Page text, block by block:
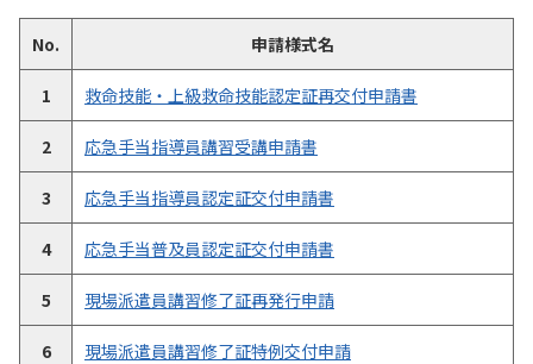
No. 申請様式名
1 救命技能・上級救命技能認定証再交付申請書
2 応急手当指導員講習受講申請書
3 応急手当指導員認定証交付申請書
4 応急手当普及員認定証交付申請書
5 現場派遣員講習修了証再発行申請
6 現場派遣員講習修了証特例交付申請